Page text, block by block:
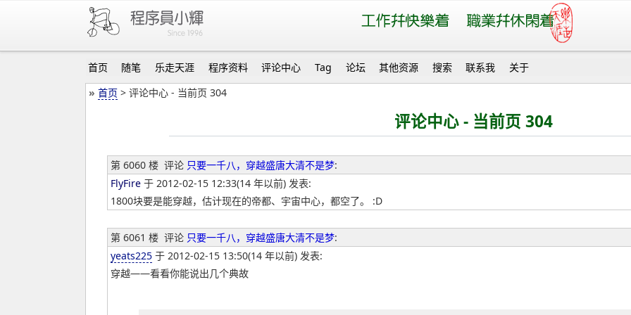
首页 随笔 乐走天涯 程序资料 评论中心 Tag 论坛 其他资源 搜索 联系我
关于
» 首页 > 评论中心 - 当前页 304
评论中心 - 当前页 304
第 6060 楼 评论 只要一千八，穿越盛唐大清不是梦:
FlyFire 于 2012-02-15 12:33(14 年以前) 发表:
1800块要是能穿越，估计现在的帝都、宇宙中心，都空了。 :D
第 6061 楼 评论 只要一千八，穿越盛唐大清不是梦:
yeats225 于 2012-02-15 13:50(14 年以前) 发表:
穿越——看看你能说出几个典故